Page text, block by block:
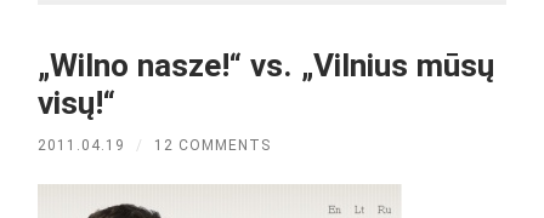
„Wilno nasze!“ vs. „Vilnius mūsų
visų!“
2011.04.19 / 12 COMMENTS